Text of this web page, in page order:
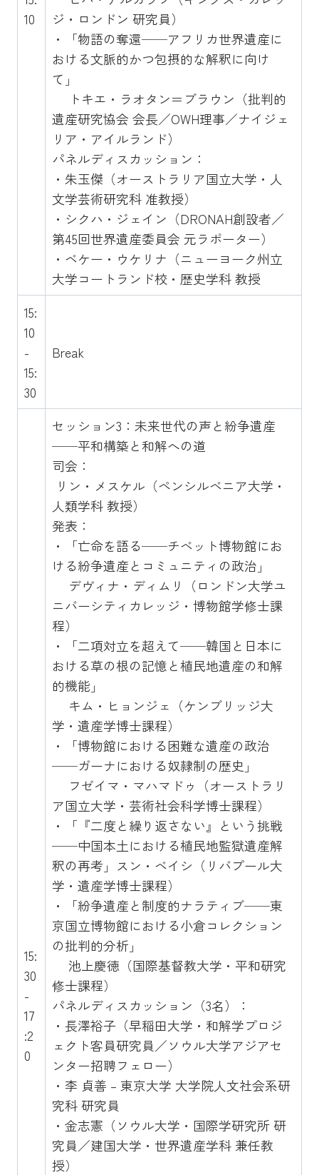
10
ジ・ロンドン 研究員）
・「物語の奪還──アフリカ世界遺産に
おける文脈的かつ包摂的な解釈に向け
て」
トキエ・ラオタン＝ブラウン（批判的
遺産研究協会 会長／OWH理事／ナイジェ
リア・アイルランド）
パネルディスカッション：
・朱玉傑（オーストラリア国立大学・人
文学芸術研究科 准教授）
・シクハ・ジェイン（DRONAH創設者／
第45回世界遺産委員会 元ラポーター）
・ベケー・ウケリナ（ニューヨーク州立
大学コートランド校・歴史学科 教授
15:
10
-
15:
30
Break
15:
30
-
17
:2
0
セッション3：未来世代の声と紛争遺産
──平和構築と和解への道
司会：
リン・メスケル（ペンシルベニア大学・
人類学科 教授）
発表：
・「亡命を語る──チベット博物館にお
ける紛争遺産とコミュニティの政治」
デヴィナ・ディムリ（ロンドン大学ユ
ニバーシティカレッジ・博物館学修士課
程）
・「二項対立を超えて──韓国と日本に
おける草の根の記憶と植民地遺産の和解
的機能」
キム・ヒョンジェ（ケンブリッジ大
学・遺産学博士課程）
・「博物館における困難な遺産の政治
──ガーナにおける奴隷制の歴史」
フゼイマ・マハマドゥ（オーストラリ
ア国立大学・芸術社会科学博士課程）
・「『二度と繰り返さない』という挑戦
──中国本土における植民地監獄遺産解
釈の再考」スン・ベイシ（リバプール大
学・遺産学博士課程）
・「紛争遺産と制度的ナラティブ──東
京国立博物館における小倉コレクション
の批判的分析」
池上慶徳（国際基督教大学・平和研究
修士課程）
パネルディスカッション（3名）：
・長澤裕子（早稲田大学・和解学プロジ
ェクト客員研究員／ソウル大学アジアセ
ンター招聘フェロー）
・李 貞善 – 東京大学 大学院人文社会系研
究科 研究員
・金志憲（ソウル大学・国際学研究所 研
究員／建国大学・世界遺産学科 兼任教
授）